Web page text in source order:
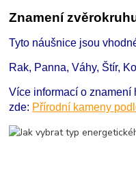
Znamení
Tyto náušnice jsou
Rak, Panna, Váhy, Štír,
Více informací o znamení
zde: Přírodní kameny